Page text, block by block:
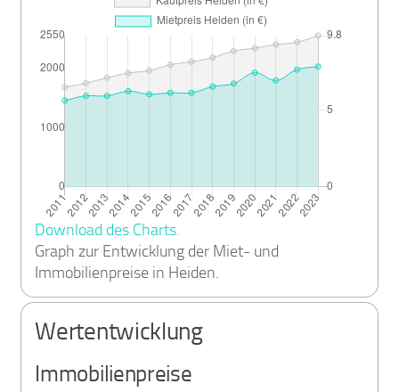
Download des Charts.
Graph zur Entwicklung der Miet- und
Immobilienpreise in Heiden.
Wertentwicklung
Immobilienpreise